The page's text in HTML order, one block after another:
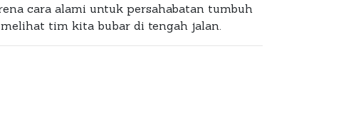
cara alami untuk persahabatan tumbuh
tim kita bubar di tengah jalan.